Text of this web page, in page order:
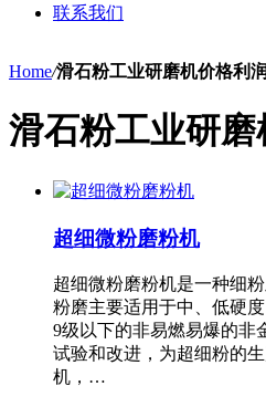
联系我们
Home/滑石粉工业研磨机价格利润
滑石粉工业研磨
超细微粉磨粉机
超细微粉磨粉机是一种细
粉磨主要适用于中、低硬
9级以下的非易燃易爆的非
试验和改进，为超细粉的
机，…